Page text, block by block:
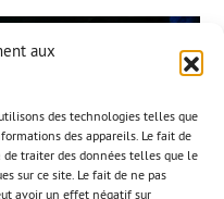
aux
des technologies telles que
des appareils. Le fait de
traiter des données telles que le
sur ce site. Le fait de ne pas
avoir un effet négatif sur